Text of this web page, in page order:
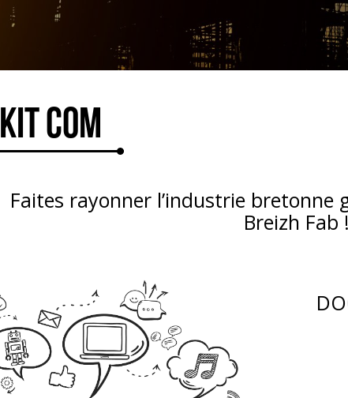
Kit com
Faites rayonner l’industrie bretonne
Breizh Fab !